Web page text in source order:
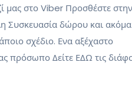
μας στο Viber Προσθέστε στην
Συσκευασία δώρου και
σχέδιο. Ενα αξέχαστο
πρόσωπο Δείτε ΕΔΩ τις